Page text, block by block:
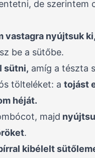
de
vastagra nyújtsuk ki,
be a sütőbe.
sütni, amíg a tészta
tölteléket: a tojást
héját.
majd
.
kibélelt